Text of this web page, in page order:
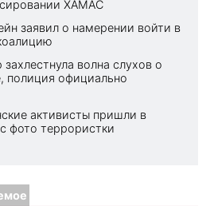
ХАМАС
заявил о намерении войти в
захлестнула волна слухов о
полиция официально
активисты пришли в
фото террористки